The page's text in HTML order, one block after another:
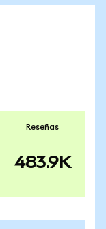
Reseñas
483.9K